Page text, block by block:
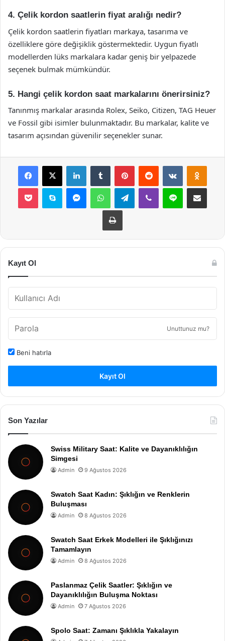
4. Çelik kordon saatlerin fiyat aralığı nedir?
Çelik kordon saatlerin fiyatları markaya, tasarıma ve
özelliklere göre değişiklik göstermektedir. Uygun fiyatlı
modellerden lüks markalara kadar geniş bir yelpazede
seçenek bulmak mümkündür.
5. Hangi çelik kordon saat markalarını önerirsiniz?
Tanınmış markalar arasında Rolex, Seiko, Citizen, TAG Heuer
ve Fossil gibi isimler bulunmaktadır. Bu markalar, kalite ve
tasarım açısından güvenilir seçenekler sunar.
Facebook
X LinkedInTumblr PinterestReddit VKontakte
Pocket Skype MessengerWhatsAppTelegramViber Line E-Posta ile
Yazdır
Kayıt Ol
Unuttunuz mu?
Beni hatırla
Kayıt Ol
Son Yazılar
Swiss Military Saat: Kalite ve Dayanıklılığın
Simgesi
Admin 9 Ağustos 2026
Swatch Saat Kadın: Şıklığın ve Renklerin
Buluşması
Admin 8 Ağustos 2026
Swatch Saat Erkek Modelleri ile Şıklığınızı
Tamamlayın
Admin 8 Ağustos 2026
Paslanmaz Çelik Saatler: Şıklığın ve
Dayanıklılığın Buluşma Noktası
Admin 7 Ağustos 2026
Spolo Saat: Zamanı Şıklıkla Yakalayın